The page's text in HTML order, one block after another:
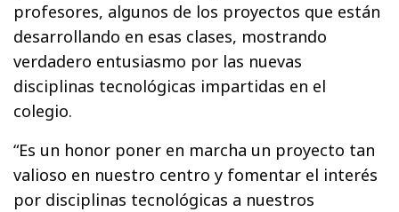
profesores, algunos de los proyectos que están
desarrollando en esas clases, mostrando
verdadero entusiasmo por las nuevas
disciplinas tecnológicas impartidas en el
colegio.
“Es un honor poner en marcha un proyecto tan
valioso en nuestro centro y fomentar el interés
por disciplinas tecnológicas a nuestros